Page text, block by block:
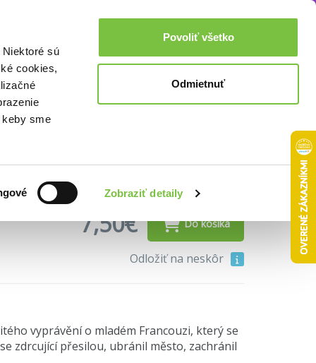
sú
cookies,
keby sme
Zobraziť detaily
Povoliť všetko
Odmietnuť
Prihlásenie 0,00€
Akcie a zľavy
7,50€ Do košíka
Odložiť na neskôr
vyprávění o mladém Francouzi, který se
zdrcující přesilou, ubránil město, zachránil